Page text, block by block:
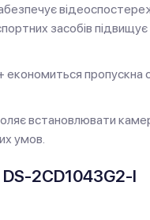
засобів
економиться
встановлювати
умов.
2CD1043G2-I